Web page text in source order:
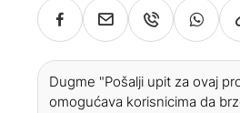
Dugme "Pošalji upit za ovaj
omogućava korisnicima da